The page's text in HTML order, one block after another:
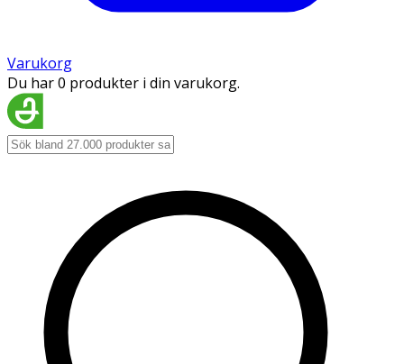
Varukorg
Du har 0 produkter i din varukorg.